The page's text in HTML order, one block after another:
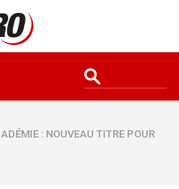
: NOUVEAU TITRE POUR